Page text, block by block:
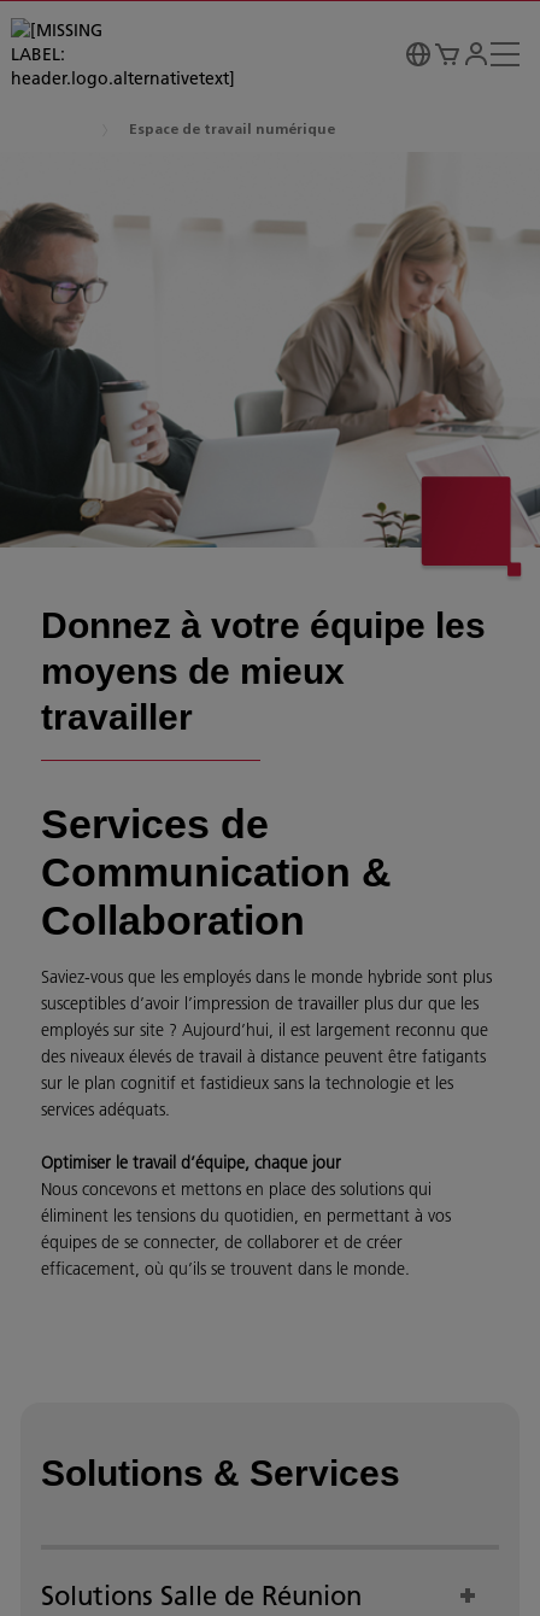
Espace de travail numérique
Donnez à votre équipe les
moyens de mieux
travailler
Services de
Communication &
Collaboration
Saviez-vous que les employés dans le monde hybride sont plus
susceptibles d’avoir l’impression de travailler plus dur que les
employés sur site ? Aujourd’hui, il est largement reconnu que
des niveaux élevés de travail à distance peuvent être fatigants
sur le plan cognitif et fastidieux sans la technologie et les
services adéquats.
Optimiser le travail d’équipe, chaque jour
Nous concevons et mettons en place des solutions qui
éliminent les tensions du quotidien, en permettant à vos
équipes de se connecter, de collaborer et de créer
efficacement, où qu’ils se trouvent dans le monde.
Solutions & Services
Solutions Salle de Réunion